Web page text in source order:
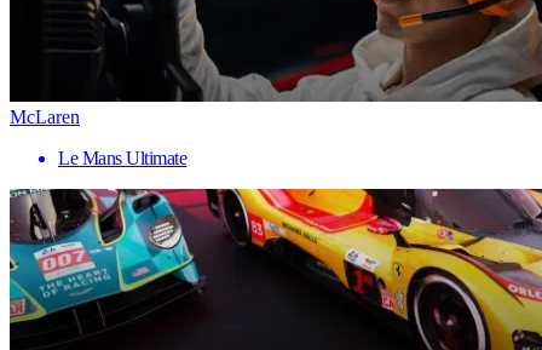
McLaren
Le Mans Ultimate